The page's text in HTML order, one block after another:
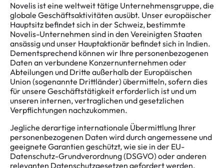
Novelis ist eine weltweit tätige Unternehmensgruppe, die
globale Geschäftsaktivitäten ausübt. Unser europäischer
Hauptsitz befindet sich in der Schweiz, bestimmte
Novelis-Unternehmen sind in den Vereinigten Staaten
ansässig und unser Hauptaktionär befindet sich in Indien.
Dementsprechend können wir Ihre personenbezogenen
Daten an verbundene Konzernunternehmen oder
Abteilungen und Dritte außerhalb der Europäischen
Union (sogenannte Drittländer) übermitteln, sofern dies
für unsere Geschäftstätigkeit erforderlich ist und um
unseren internen, vertraglichen und gesetzlichen
Verpflichtungen nachzukommen.
Jegliche derartige internationale Übermittlung Ihrer
personenbezogenen Daten wird durch angemessene und
geeignete Garantien geschützt, wie sie in der EU-
Datenschutz-Grundverordnung (DSGVO) oder anderen
relevanten Datenschutzgesetzen gefordert werden.